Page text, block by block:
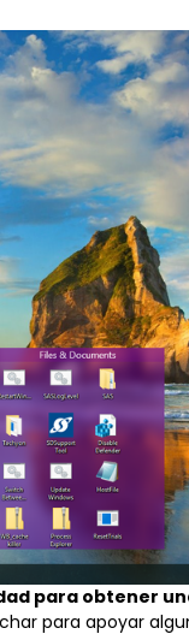
para obtener
para apoyar